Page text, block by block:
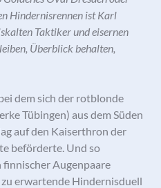
Hindernisrennen ist Karl
Taktiker und eisernen
Überblick behalten,
dem sich der rotblonde
Tübingen) aus dem Süden
auf den Kaiserthron der
beförderte. Und so
Augenpaare
erwartende Hindernisduell